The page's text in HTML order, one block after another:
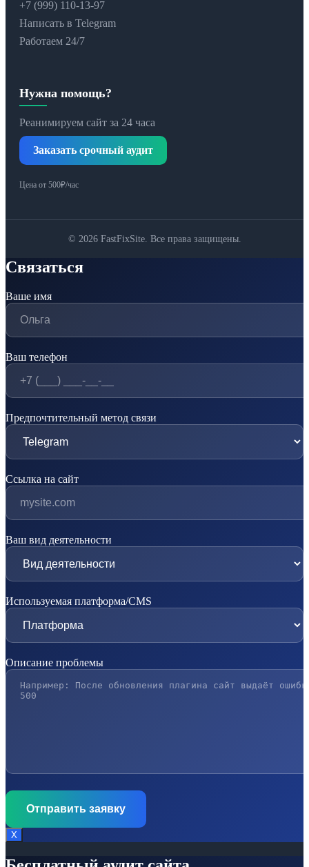
+7 (999) 110-13-97
Написать в Telegram
Работаем 24/7
Нужна помощь?
Реанимируем сайт за 24 часа
Заказать срочный аудит
Цена от 500₽/час
© 2026 FastFixSite. Все права защищены.
Связаться
Ваше имя
Ваш телефон
Предпочтительный метод связи
Ссылка на сайт
Ваш вид деятельности
Используемая платформа/CMS
Описание проблемы
Х